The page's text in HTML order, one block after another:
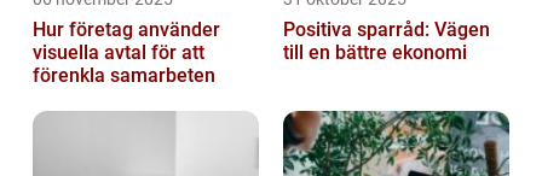
Hur företag använder
visuella avtal för att
förenkla samarbeten
Positiva sparråd: Vägen
till en bättre ekonomi